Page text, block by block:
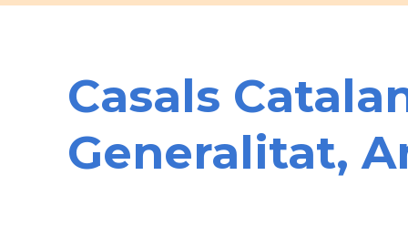
Casals
Generalitat,